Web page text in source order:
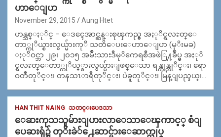
ဟာေျပာ
November 29, 2015 Aung Htet
ဟန္သစ္ႏုိင္ – ေဒၚေအာင္ဆန္းစုၾကည္မွ အႏုိင္ရလႊတ္ေ
တာ္ကုိယ္စားလွယ္မ်ားကုိ သတိေပးေဟာေျပာ (မုိးမခ)
ႏုိဝင္ဘာ ၂၉၊ ၂၀၁၅ အမ်ိဳးသားဒီမုိကေရစီအဖဲြ႔ခ်ဳပ္မွ အႏုိ
င္ရလႊတ္ေတာ္ကုိယ္္စားလွယ္မ်ားျဖစ္ေသာ ရန္ကုန္တုိင္း၊ ဧရာ
ဝတီတုိင္း၊ တနသၤာရီတုိင္း၊ ပဲခူတုိင္း၊ မြန္ျပည္နယ္၊…
HAN THIT NAING သတင္းပေဒသာ
ေဆးကုသသူမ်ားျပားလာေသာေၾကာင့္ စံျ
ပေဆးရုံ၌ တုိးခဲ်႕ေဆာင္မ်ားေဆာက္လုပ္